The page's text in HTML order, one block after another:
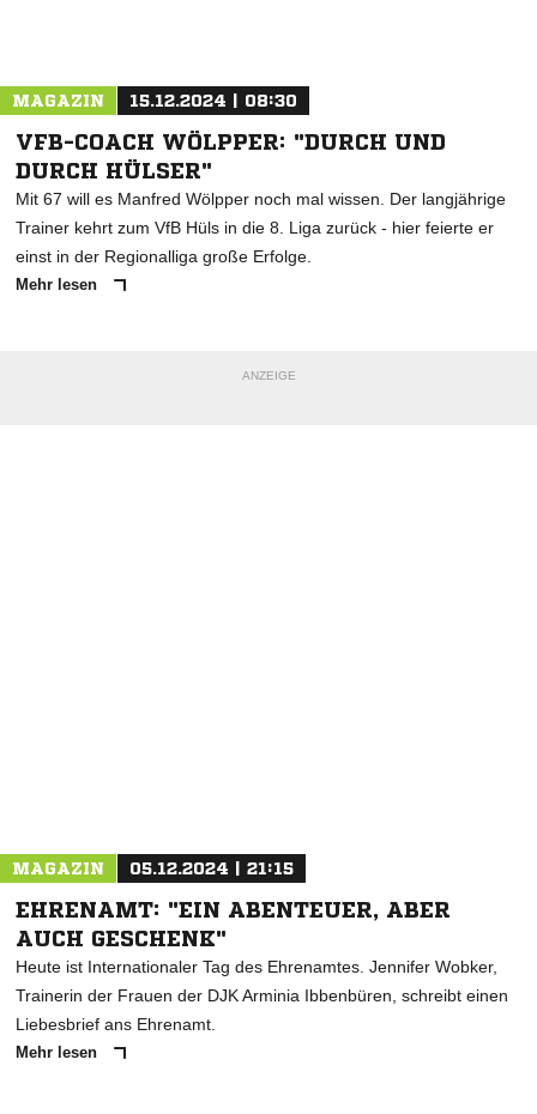
MAGAZIN 15.12.2024 | 08:30
VFB-COACH WÖLPPER: "DURCH UND
DURCH HÜLSER"
Mit 67 will es Manfred Wölpper noch mal wissen. Der langjährige
Trainer kehrt zum VfB Hüls in die 8. Liga zurück - hier feierte er
einst in der Regionalliga große Erfolge.
Mehr lesen
ANZEIGE
MAGAZIN 05.12.2024 | 21:15
EHRENAMT: "EIN ABENTEUER, ABER
AUCH GESCHENK"
Heute ist Internationaler Tag des Ehrenamtes. Jennifer Wobker,
Trainerin der Frauen der DJK Arminia Ibbenbüren, schreibt einen
Liebesbrief ans Ehrenamt.
Mehr lesen